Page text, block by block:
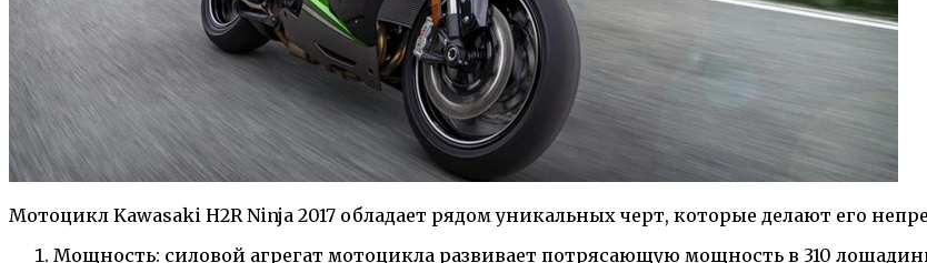
Мотоцикл Kawasaki H2R Ninja 2017 обладает рядом уникальных черт, которые делают его
Мощность: силовой агрегат мотоцикла развивает потрясающую мощность в 310